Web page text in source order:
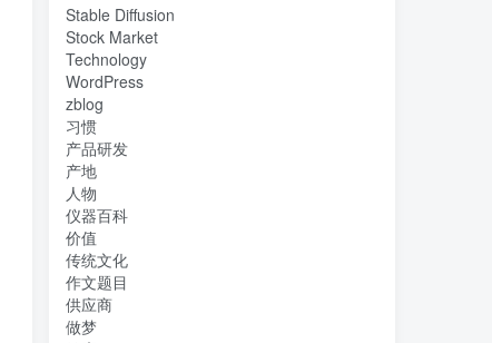
Stable Diffusion
Stock Market
Technology
WordPress
zblog
习惯
产品研发
产地
人物
仪器百科
价值
传统文化
作文题目
供应商
做梦